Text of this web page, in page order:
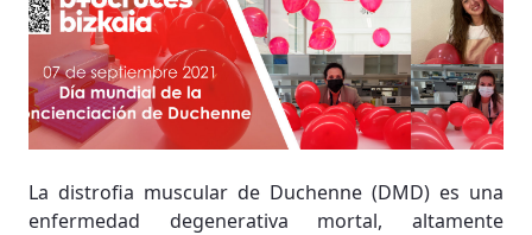
La distrofia muscular de Duchenne (DMD) es una
enfermedad degenerativa mortal, altamente